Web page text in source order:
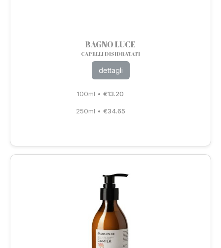
BAGNO LUCE
CAPELLI DISIDRATATI
dettagli
100ml •€13.20
250ml • €34.65